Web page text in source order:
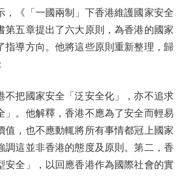
《「一國兩制」下香港維護國家安全
第五章提出了六大原則，為香港的國家
指導方向。他將這些原則重新整理，歸
把國家安全「泛安全化」，亦不追求
」。他解釋，香港不應為了安全而輕易
值，也不應動輒將所有事情都冠上國家
調這並非香港的態度及原則。第二，香
安全」，以回應香港作為國際社會的實